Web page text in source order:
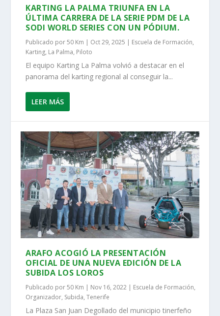
KARTING LA PALMA TRIUNFA EN LA
ÚLTIMA CARRERA DE LA SERIE PDM DE LA
SODI WORLD SERIES CON UN PÓDIUM.
Publicado por50 Km | Oct 29, 2025 | Escuela de Formación,
Karting, La Palma, Piloto
El equipo Karting La Palma volvió a destacar en el
panorama del karting regional al conseguir la...
LEER MÁS
ARAFO ACOGIÓ LA PRESENTACIÓN
OFICIAL DE UNA NUEVA EDICIÓN DE LA
SUBIDA LOS LOROS
Publicado por50 Km | Nov 16, 2022 | Escuela de Formación,
Organizador, Subida,Tenerife
La Plaza San Juan Degollado del municipio tinerfeño